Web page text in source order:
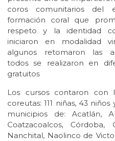
coros comunitarios del
formación coral que
respeto y la identidad
iniciaron en modalidad
algunos retomaron las
todos se realizaron en
gratuitos
Los cursos contaron con
coreutas: 111 niñas, 43
municipios de: Acatlán,
Coatzacoalcos, Córdoba,
Nanchital, Naolinco de